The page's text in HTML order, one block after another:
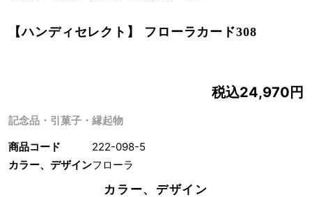
【ハンディセレクト】 フローラカード308
記念品・引菓子・縁起物
税込24,970円
商品コード
222-098-5
カラー、デザインフローラ
カラー、デザイン